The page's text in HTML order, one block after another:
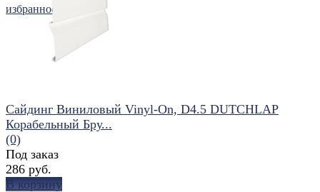
избранное
Сайдинг Виниловый Vinyl-On, D4.5 DUTCHLAP
Корабельный Бру...
(0)
Под заказ
286 руб.
В корзину